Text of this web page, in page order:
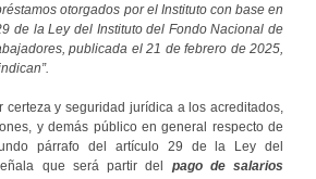
otorgados por el Instituto con base en
de la Ley del Instituto del Fondo Nacional de
publicada el 21 de febrero de 2025,
certeza y seguridad jurídica a los acreditados,
y demás público en general respecto de
párrafo del artículo 29 de la Ley del
que será partir del pago de salarios